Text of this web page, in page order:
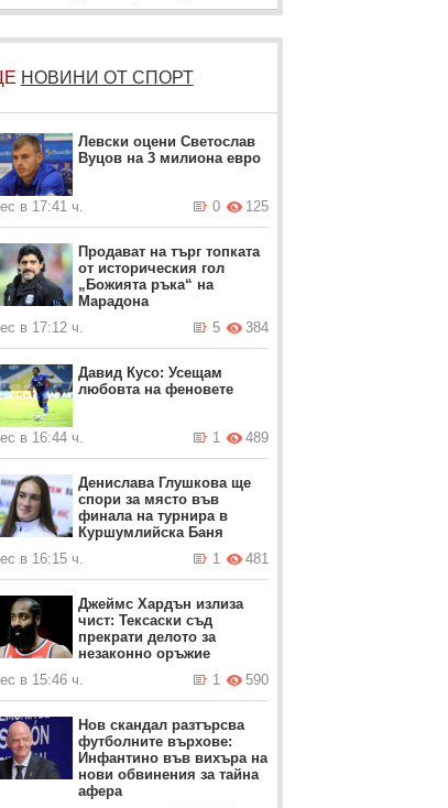
НОВИНИ ОТ СПОРТ
Левски оцени Светослав
Вуцов на 3 милиона евро
в 17:41 ч. 125
0
Продават на търг топката
от историческия гол
„Божията ръка“ на
Марадона
в 17:12 ч.
384
5
Давид Кусо: Усещам
любовта на феновете
в 16:44 ч. 489
1
Денислава Глушкова ще
спори за място във
финала на турнира в
Куршумлийска Баня
в 16:15 ч.
481
1
Джеймс Хардън излиза
чист: Тексаски съд
прекрати делото за
незаконно оръжие
в 15:46 ч.
590
1
Нов скандал разтърсва
футболните върхове:
Инфантино във вихъра на
нови обвинения за тайна
афера